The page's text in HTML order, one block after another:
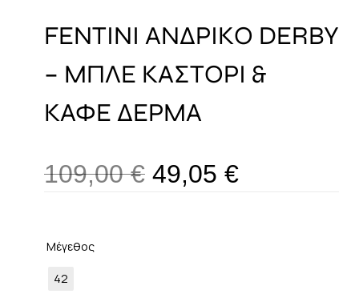
FENTINI ΑΝΔΡΙΚΟ DERBY
– ΜΠΛΕ ΚΑΣΤΟΡΙ &
ΚΑΦΕ ΔΕΡΜΑ
109,00€ 49,05 €
Μέγεθος
42